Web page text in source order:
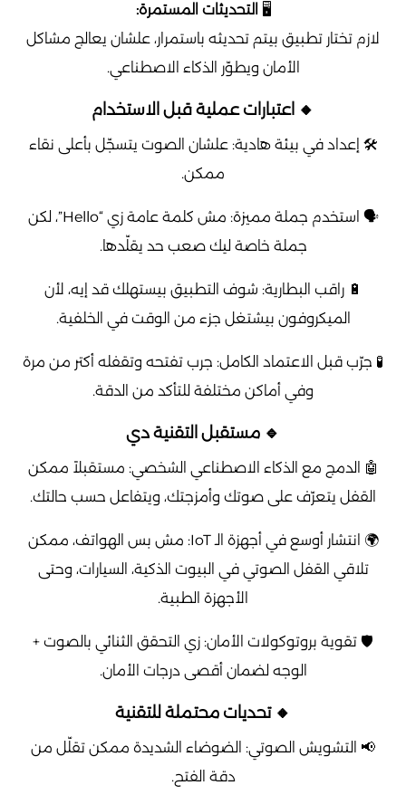
🖥️
التحديثات المستمرة:
لازم تختار تطبيق بيتم تحديثه باستمرار، علشان يعالج مشاكل
الأمان ويطوّر الذكاء الاصطناعي.
🔸 اعتبارات عملية قبل الاستخدام
🛠️ إعداد في بيئة هادية: علشان الصوت يتسجّل بأعلى نقاء
ممكن.
🗣️ استخدم جملة مميزة: مش كلمة عامة زي “Hello”، لكن
جملة خاصة ليك صعب حد يقلّدها.
🔋 راقب البطارية: شوف التطبيق بيستهلك قد إيه، لأن
الميكروفون بيشتغل جزء من الوقت في الخلفية.
🧪 جرّب قبل الاعتماد الكامل: جرب تفتحه وتقفله أكتر من مرة
وفي أماكن مختلفة للتأكد من الدقة.
🔹 مستقبل التقنية دي
🤖 الدمج مع الذكاء الاصطناعي الشخصي: مستقبلاً ممكن
القفل يتعرّف على صوتك وأمزجتك، ويتفاعل حسب حالتك.
🌍 انتشار أوسع في أجهزة الـ IoT: مش بس الهواتف، ممكن
تلاقي القفل الصوتي في البيوت الذكية، السيارات، وحتى
الأجهزة الطبية.
🛡️ تقوية بروتوكولات الأمان: زي التحقق الثنائي بالصوت +
الوجه لضمان أقصى درجات الأمان.
🔸 تحديات محتملة للتقنية
📢 التشويش الصوتي: الضوضاء الشديدة ممكن تقلّل من
دقة الفتح.